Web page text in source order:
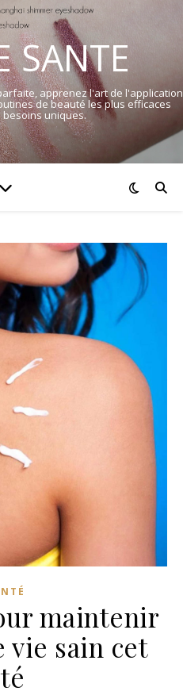
SANTE
apprenez l'art de l'application
de beauté les plus efficaces
uniques.
maintenir
vie sain cet